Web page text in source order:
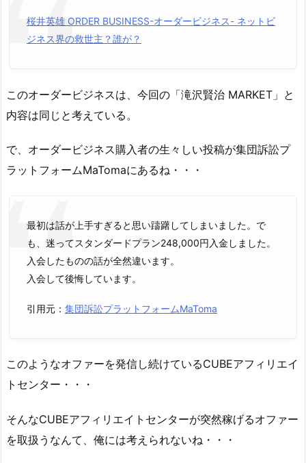
桜井英雄 ORDER BUSINESS-オーダービジネス- ネットビ
ジネス界の救世主？誰が？
このオーダービジネスは、今回の「滝沢賢治 MARKET」と
内容は同じと考えている。
で、オーダービジネス購入者の生々しい投稿が集団訴訟プ
ラットフォームMaTomaにあるね・・・
最初は話が上手すぎると思い躊躇してしまいました。で
も、迷ってスタンダードプラン248,000円入金しました。
入会したものの話が全然違います。
入会して後悔しています。
引用元： 集団訴訟プラットフォームMaToma
このようなオファーを発信し続けているCUBEアフィリエイ
トセンター・・・
そんなCUBEアフィリエイトセンターが突然稼げるオファー
を取扱うなんて、俺には考えられないね・・・